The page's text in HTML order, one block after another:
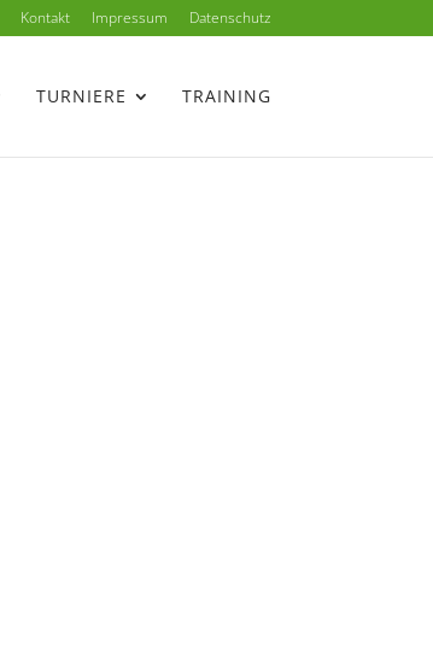
Kontakt Impressum Datenschutz
TURNIERE TRAINING